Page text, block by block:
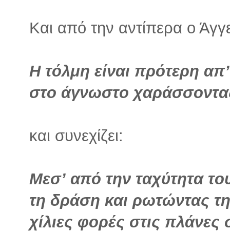
Και από την αντίπερα ο
Η τόλμη είναι πρότερη
στο άγνωστο
και συνεχίζει:
Μεσ’ από την ταχύτητα
τη δράση και ρωτώντας
χίλιες φορές στις